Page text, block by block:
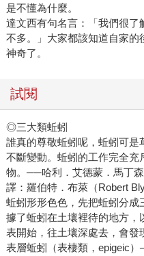
是不懂為什麼。
達文西有句名言：「我們很了
不多。」大家都該知道自家
神奇了。
試閱
◎三大類蚯蚓
誰真的尊敬蚯蚓呢，蚯蚓可
不斷變動。蚯蚓的工作完全充
物。──哈利．艾德蒙．馬丁
譯：羅伯特．布萊（Robert Bly
蚯蚓形形色色，先把蚯蚓分成
據了蚯蚓在土壤裡待的地方
表開始，往土壤深處去，會發
表層蚯蚓（表棲類，epigeic